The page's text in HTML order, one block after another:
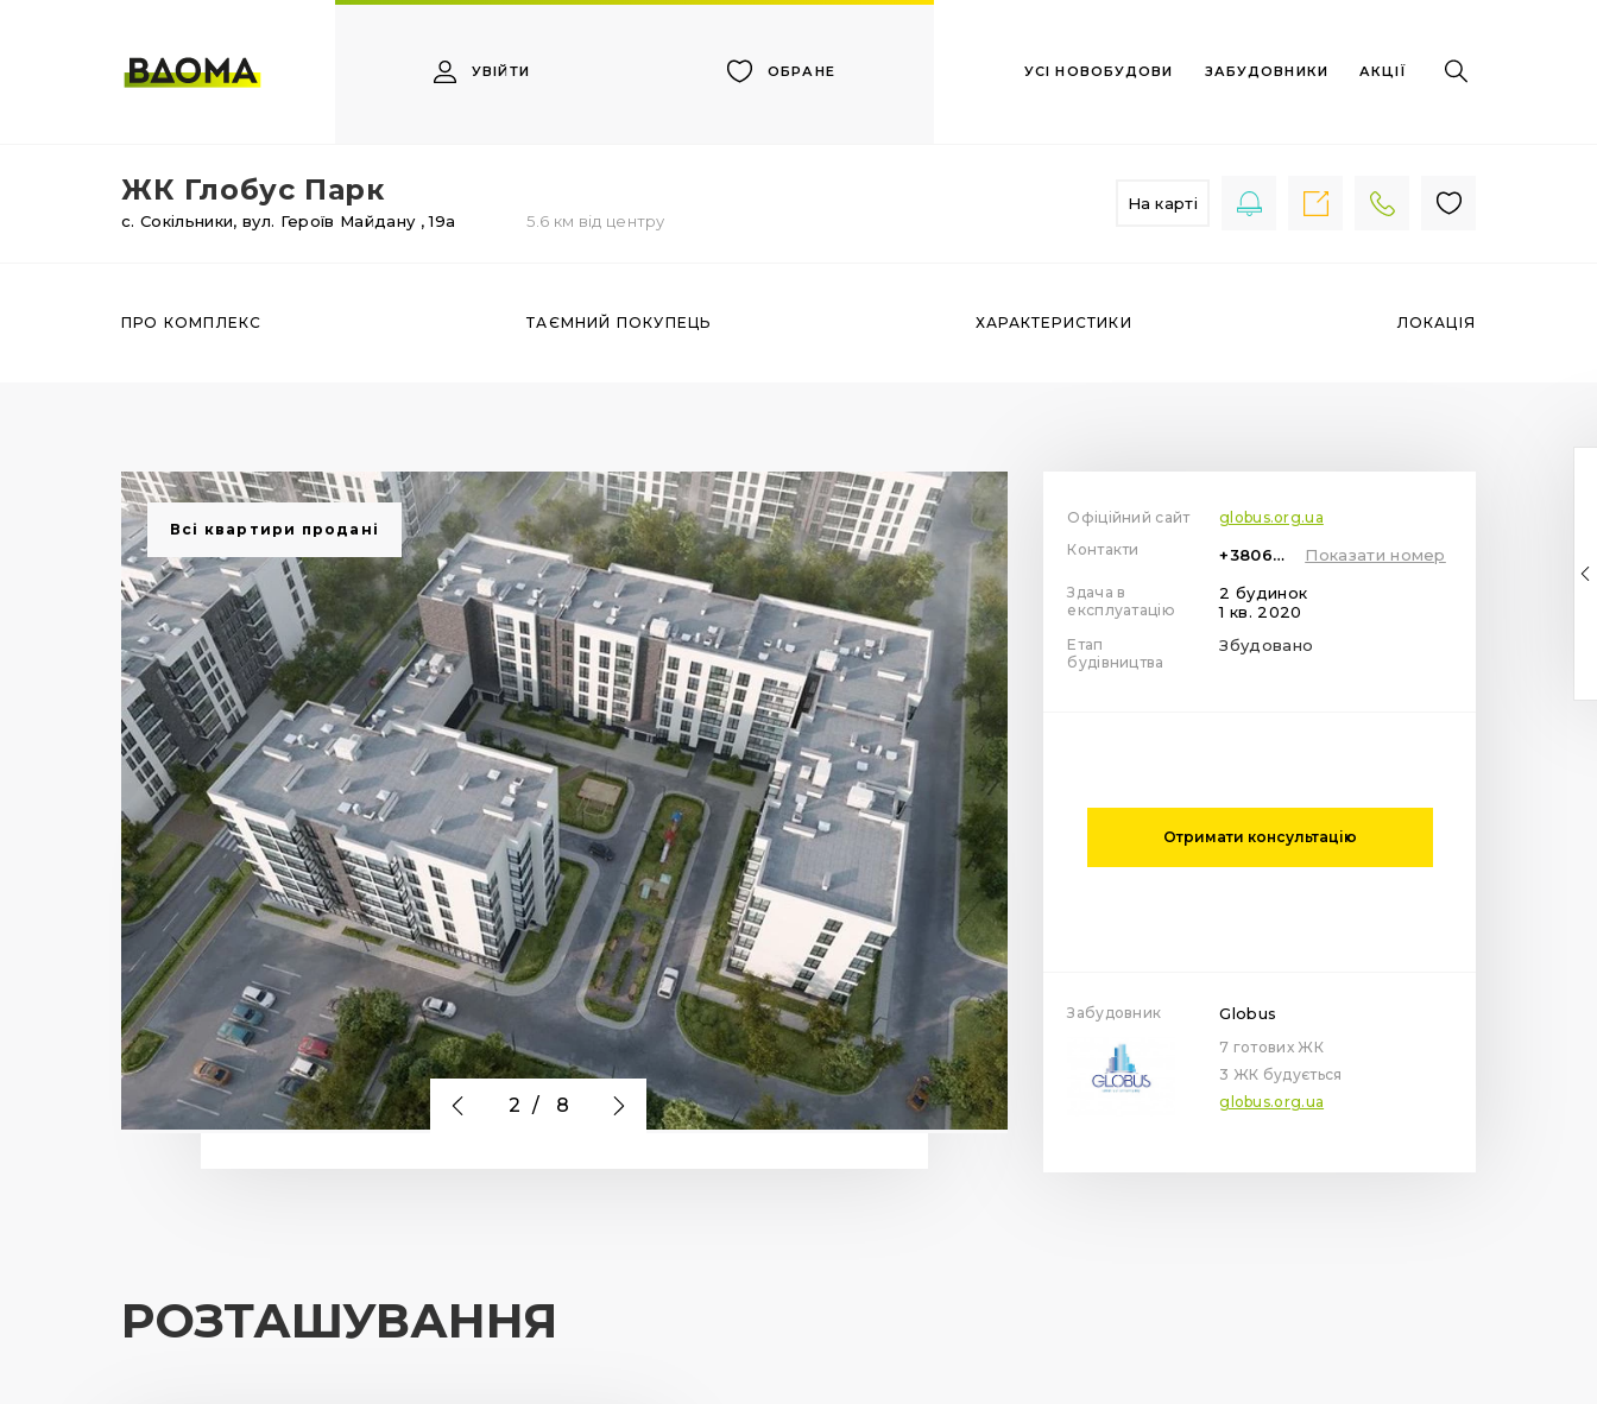
УВІЙТИ ОБРАНЕ УСІ НОВОБУДОВИ ЗАБУДОВНИКИ АКЦІЇ
ЖК Глобус Парк
с. Сокільники, вул. Героїв Майдану , 19а 5.6 км від центру
На карті
ПРО КОМПЛЕКС ТАЄМНИЙ ПОКУПЕЦЬ ХАРАКТЕРИСТИКИ ЛОКАЦІЯ
2 / 8
Всі квартири продані
Офіційний сайт
globus.org.ua
Контакти
+380674001007 Показати номер
Здача в
експлуатацію
2 будинок
1 кв. 2020
Етап
будівництва
Збудовано
Отримати консультацію
Забудовник Globus
7 готових ЖК
3 ЖК будується
globus.org.ua
РОЗТАШУВАННЯ